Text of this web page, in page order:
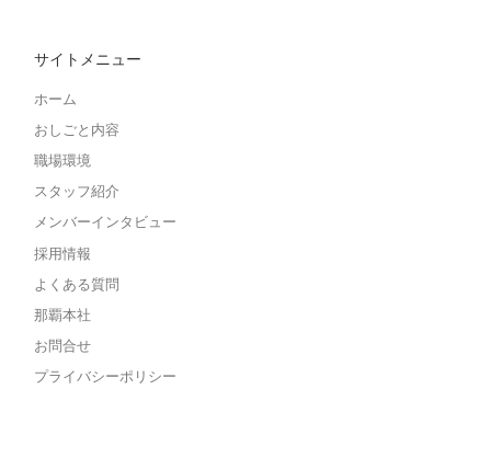
サイトメニュー
ホーム
おしごと内容
職場環境
スタッフ紹介
メンバーインタビュー
採用情報
よくある質問
那覇本社
お問合せ
プライバシーポリシー